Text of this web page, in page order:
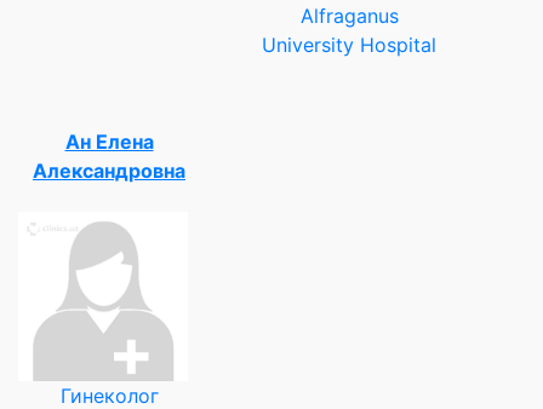
Alfraganus
University Hospital
Ан Елена
Александровна
Гинеколог